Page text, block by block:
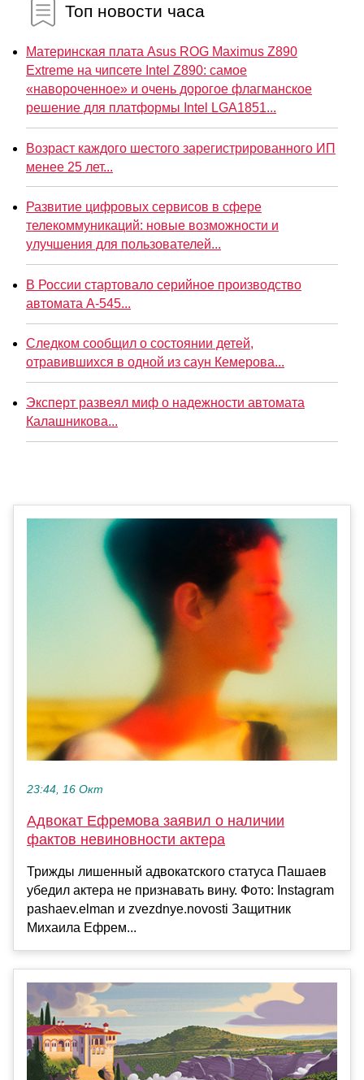
Топ новости часа
Материнская плата Asus ROG Maximus Z890
Extreme на чипсете Intel Z890: самое
«навороченное» и очень дорогое флагманское
решение для платформы Intel LGA1851...
Возраст каждого шестого зарегистрированного ИП
менее 25 лет...
Развитие цифровых сервисов в сфере
телекоммуникаций: новые возможности и
улучшения для пользователей...
В России стартовало серийное производство
автомата А-545...
Следком сообщил о состоянии детей,
отравившихся в одной из саун Кемерова...
Эксперт развеял миф о надежности автомата
Калашникова...
23:44, 16 Окт
Адвокат Ефремова заявил о наличии
фактов невиновности актера
Трижды лишенный адвокатского статуса Пашаев
убедил актера не признавать вину. Фото: Instagram
pashaev.elman и zvezdnye.novosti Защитник
Михаила Ефрем...